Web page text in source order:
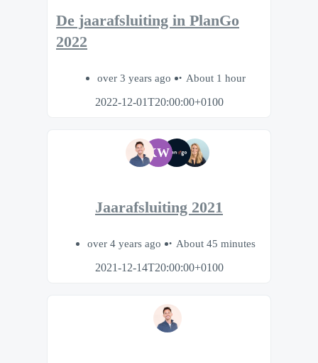
De jaarafsluiting in PlanGo
2022
over 3 years ago
About 1 hour
2022-12-01T20:00:00+0100
KW
Jaarafsluiting 2021
over 4 years ago
About 45 minutes
2021-12-14T20:00:00+0100